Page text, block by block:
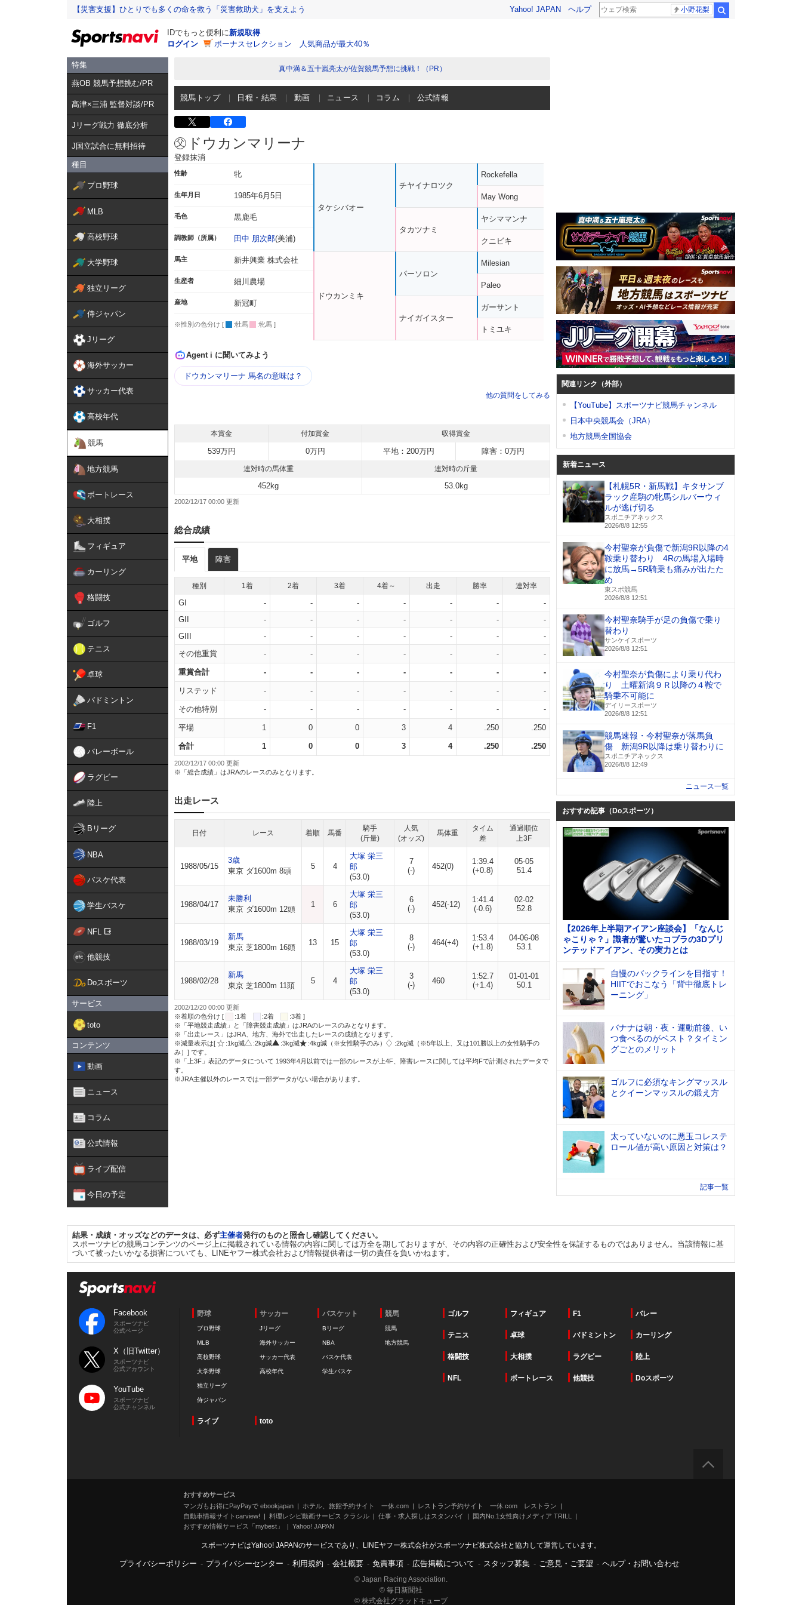
【災害支援】ひとりでも多くの命を救う「災害救助犬」を支えよう Yahoo! JAPAN ヘルプ 小野花梨
IDでもっと便利に新規取得
ログイン
ボーナスセレクション 人気商品が最大40％
特集
燕OB 競馬予想挑む/PR
髙津×三浦 監督対談/PR
Jリーグ戦力 徹底分析
J国立試合に無料招待
種目
プロ野球
MLB
高校野球
大学野球
独立リーグ
侍ジャパン
Jリーグ
海外サッカー
サッカー代表
高校年代
競馬
地方競馬
ボートレース
大相撲
フィギュア
カーリング
格闘技
ゴルフ
テニス
卓球
バドミントン
F1
バレーボール
ラグビー
陸上
Bリーグ
NBA
バスケ代表
学生バスケ
NFL
他競技
Doスポーツ
サービス
toto
コンテンツ
動画
ニュース
コラム
公式情報
ライブ配信
今日の予定
真中満＆五十嵐亮太が佐賀競馬予想に挑戦！（PR）
競馬トップ 日程・結果 動画 ニュース コラム 公式情報
ドウカンマリーナ
登録抹消
性齢 牝
生年月日 1985年6月5日
毛色 黒鹿毛
調教師（所属） 田中 朋次郎(美浦)
馬主 新井興業 株式会社
生産者 細川農場
産地 新冠町
※性別の色分け [ :牡馬 :牝馬 ]
タケシバオー
ドウカンミキ
チヤイナロツク
タカツナミ
パーソロン
ナイガイスター
Rockefella
May Wong
ヤシママンナ
クニビキ
Milesian
Paleo
ガーサント
トミユキ
Agent i に聞いてみよう
ドウカンマリーナ 馬名の意味は？
他の質問をしてみる
本賞金 付加賞金 収得賞金
539万円 0万円 平地：200万円 障害：0万円
連対時の馬体重 連対時の斤量
452kg 53.0kg
2002/12/17 00:00
総合成績
平地 障害
種別 1着 2着 3着 4着～ 出走 勝率 連対率
GI - - - - - -
-
GII
- - - - - -
-
GIII
- - - - - -
-
その他重賞
- - - - - - -
重賞合計 - - - - - - -
リステッド - - - - - - -
その他特別 - - - - - - -
平場 1 0 0 3 4 .250 .250
合計 1 0 0 3 4 .250 .250
2002/12/17 00:00 更新
※「総合成績」はJRAのレースのみとなります。
出走レース
日付 レース 着順 馬番
騎手
(斤量)
人気
(オッズ)
馬体重
タイム
差
通過順位
上3F
1988/05/15
3歳
東京 ダ1600m 8頭
5 4
大塚 栄三
郎
(53.0)
7
(-)
452(0)
1:39.4
(+0.8)
05-05
51.4
1988/04/17
未勝利
東京 ダ1600m 12頭
1 6
大塚 栄三
郎
(53.0)
6
(-)
452(-12)
1:41.4
(-0.6)
02-02
52.8
1988/03/19
新馬
東京 芝1800m 16頭
13 15
大塚 栄三
郎
(53.0)
8
(-)
464(+4)
1:53.4
(+1.8)
04-06-08
53.1
1988/02/28
新馬
東京 芝1800m 11頭
5 4
大塚 栄三
郎
(53.0)
3
(-)
460
1:52.7
(+1.4)
01-01-01
50.1
2002/12/20 00:00 更新
※着順の色分け [
:1着 :2着
:3着 ]
※「平地競走成績」と「障害競走成績」はJRAのレースのみとなります。
※「出走レース」はJRA、地方、海外で出走したレースの成績となります。
※減量表示は[
:1kg減 :2kg減 :3kg減 :4kg減（※女性騎手のみ）
:2kg減（※5年以上、又は101勝以上の女性騎手の
み）] です。
※「上3F」表記のデータについて 1993年4月以前では一部のレースが上4F、障害レースに関しては平均Fで計測されたデータで
す。
※JRA主催以外のレースでは一部データがない場合があります。
関連リンク（外部）
【YouTube】スポーツナビ競馬チャンネル
日本中央競馬会（JRA）
地方競馬全国協会
新着ニュース
【札幌5R・新馬戦】キタサンブ
ラック産駒の牝馬シルバーウィ
ルが逃げ切る
スポニチアネックス
2026/8/8 12:55
今村聖奈が負傷で新潟9R以降の4
鞍乗り替わり 4Rの馬場入場時
に放馬→5R騎乗も痛みが出たた
め
東スポ競馬
2026/8/8 12:51
今村聖奈騎手が足の負傷で乗り
替わり
サンケイスポーツ
2026/8/8 12:51
今村聖奈が負傷により乗り代わ
り 土曜新潟９Ｒ以降の４鞍で
騎乗不可能に
デイリースポーツ
2026/8/8 12:51
競馬速報・今村聖奈が落馬負
傷 新潟9R以降は乗り替わりに
スポニチアネックス
2026/8/8 12:49
ニュース一覧
おすすめ記事（Doスポーツ）
【2026年上半期アイアン座談会】「なんじ
ゃこりゃ？」識者が驚いたコブラの3Dプリ
ンテッドアイアン、その実力とは
自慢のバックラインを目指す！
HIITでおこなう「背中徹底トレ
ーニング」
バナナは朝・夜・運動前後、い
つ食べるのがベスト？タイミン
グごとのメリット
ゴルフに必須なキングマッスル
とクイーンマッスルの鍛え方
太っていないのに悪玉コレステ
ロール値が高い原因と対策は？
記事一覧
結果・成績・オッズなどのデータは、必ず主催者発行のものと照合し確認してください。
スポーツナビの競馬コンテンツのページ上に掲載されている情報の内容に関しては万全を期しておりますが、その内容の正確性および安全性を保証するものではありません。当該情報に基
づいて被ったいかなる損害についても、LINEヤフー株式会社および情報提供者は一切の責任を負いかねます。
Facebook
スポーツナビ
公式ページ
X（旧Twitter）
スポーツナビ
公式アカウント
YouTube
スポーツナビ
公式チャンネル
野球
プロ野球
MLB
高校野球
大学野球
独立リーグ
侍ジャパン
サッカー
Jリーグ
海外サッカー
サッカー代表
高校年代
バスケット
Bリーグ
NBA
バスケ代表
学生バスケ
競馬
競馬
地方競馬
ゴルフ フィギュア F1 バレー
テニス 卓球 バドミントン カーリング
格闘技 大相撲 ラグビー 陸上
NFL ボートレース 他競技 Doスポーツ
ライブ toto
おすすめサービス
マンガもお得にPayPayで ebookjapan
ホテル、旅館予約サイト 一休.com
レストラン予約サイト 一休.com レストラン
自動車情報サイトcarview!
料理レシピ動画サービス クラシル 仕事・求人探しはスタンバイ
国内No.1女性向けメディア TRILL
おすすめ情報サービス「mybest」
Yahoo! JAPAN
スポーツナビはYahoo! JAPANのサービスであり、LINEヤフー株式会社がスポーツナビ株式会社と協力して運営しています。
プライバシーポリシー - プライバシーセンター - 利用規約 - 会社概要 - 免責事項 - 広告掲載について - スタッフ募集 - ご意見・ご要望 - ヘルプ・お問い合わせ
© Japan Racing Association.
© 毎日新聞社
© 株式会社グラッドキューブ